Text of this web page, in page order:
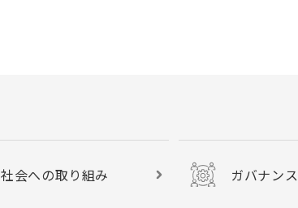
社会への取り組み ガバナンス